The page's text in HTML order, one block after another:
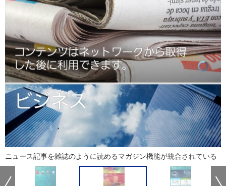
ニュース記事を雑誌のように読めるマガジン機能が統合されている